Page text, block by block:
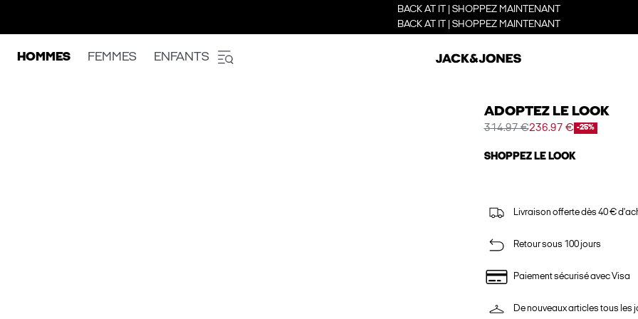
BACK AT IT | SHOPPEZ MAINTENANT
BACK AT IT | SHOPPEZ MAINTENANT
HOMMES FEMMES ENFANTS
ADOPTEZ LE LOOK
314.97 €236.97 € -25%
SHOPPEZ LE LOOK
Livraison offerte dès 40 €
Retour sous 100 jours
Paiement sécurisé avec Visa
De nouveaux articles tous les